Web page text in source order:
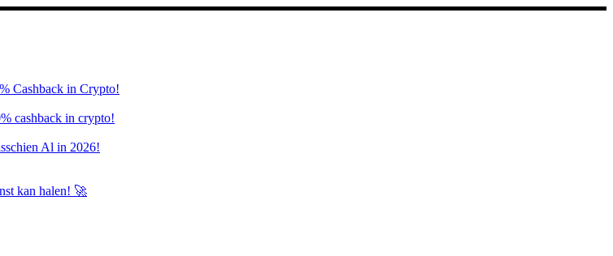
Cashback in Crypto!
cashback in crypto!
Al in 2026!
kan halen! 🚀